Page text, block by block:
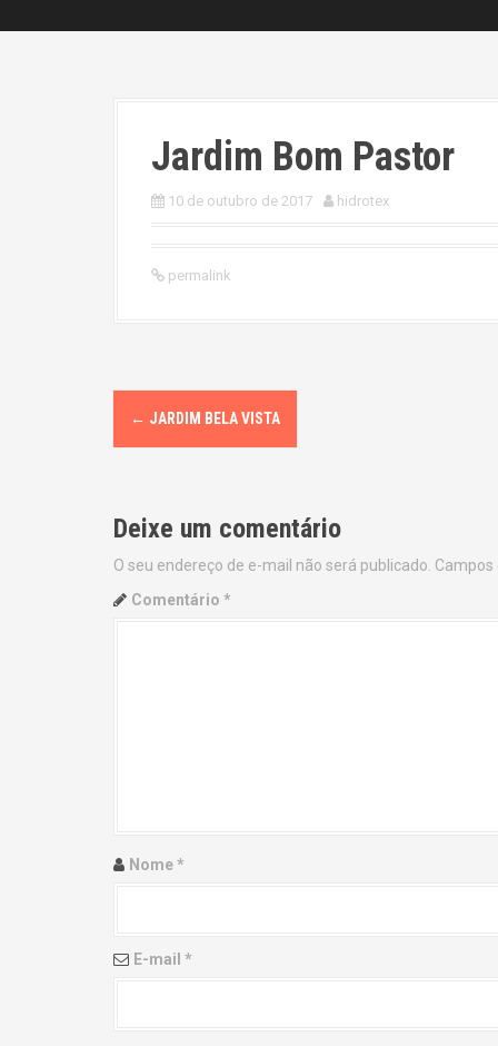
Jardim Bom Pastor
10 de outubro de 2017 hidrotex
permalink
P
o
t
n
n
← JARDIM BELA VISTA
Deixe um comentário
O seu endereço de e-mail não será publicado.
Comentário *
Nome*
E-mail *